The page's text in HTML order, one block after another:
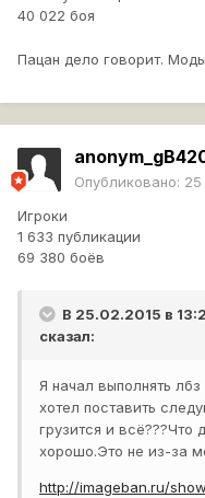
40 022 боя
Пацан дело говорит.
Опубликовано: 25
Игроки
1 633 публикации
69 380 боёв
В 25.02.2015 в
сказал:
Я начал выполнять
хотел поставить
грузится и всё???Что
хорошо.Это не из-за
http://imageban.ru/